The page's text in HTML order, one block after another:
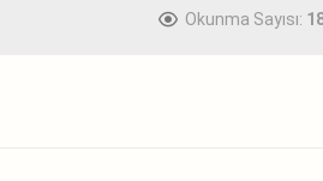
Okunma Sayısı: